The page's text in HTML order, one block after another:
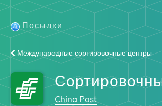
Посылки
Международные сортировочные центры
China Post